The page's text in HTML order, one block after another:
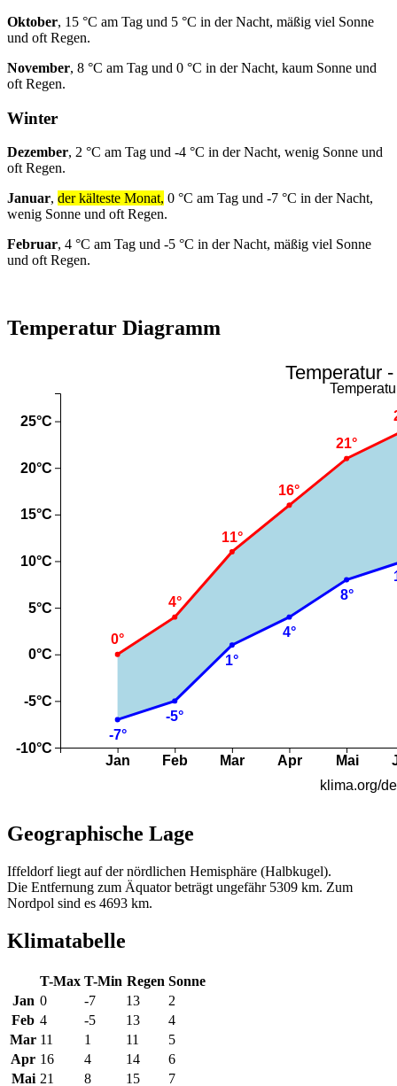
Oktober, 15 °C am Tag und 5 °C in der Nacht, mäßig viel Sonne
und oft Regen.
November, 8 °C am Tag und 0 °C in der Nacht, kaum Sonne und
oft Regen.
Winter
Dezember, 2 °C am Tag und -4 °C in der Nacht, wenig Sonne und
oft Regen.
Januar, der kälteste Monat, 0 °C am Tag und -7 °C in der Nacht,
wenig Sonne und oft Regen.
Februar, 4 °C am Tag und -5 °C in der Nacht, mäßig viel Sonne
und oft Regen.
Temperatur Diagramm
Geographische Lage
Iffeldorf liegt auf der nördlichen Hemisphäre (Halbkugel).
Die Entfernung zum Äquator beträgt ungefähr 5309 km. Zum
Nordpol sind es 4693 km.
Klimatabelle
T-Max T-Min Regen Sonne
Jan 0 -7 13
2
Feb 4 -5 13
4
Mar 11 1 11
5
Apr 16 4 14
6
Mai 21 8 15 7